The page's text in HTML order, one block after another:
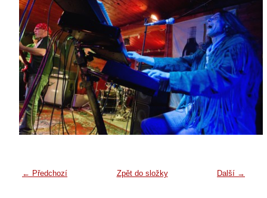
← Předchozí Další →
Zpět do složky